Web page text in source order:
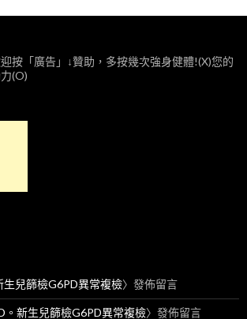
按「廣告」↓贊助，多按幾次強身健體!(X)您的
(O)
生兒篩檢G6PD異常複檢〉發佈留言
。新生兒篩檢G6PD異常複檢〉發佈留言